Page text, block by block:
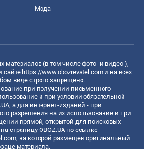
Мода
материалов (в том числе фото- и видео-),
сайте https://www.obozrevatel.com и на всех
виде строго запрещено.
при получении письменного
и при условии обязательной
а для интернет-изданий - при
разрешения на их использование и при
прямой, открытой для поисковых
страницу OBOZ.UA по ссылке
, на которой размещен оригинальный
материала.